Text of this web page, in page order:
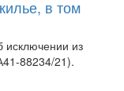
в том
исключении из
88234/21).